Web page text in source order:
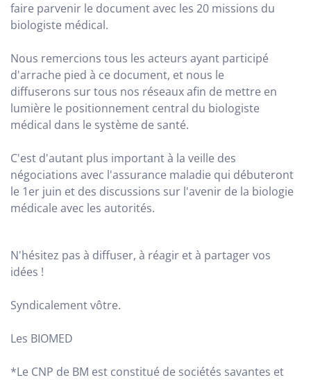
faire parvenir le document avec les 20 missions du
biologiste médical.
Nous remercions tous les acteurs ayant participé
d'arrache pied à ce document, et nous le
diffuserons sur tous nos réseaux afin de mettre en
lumière le positionnement central du biologiste
médical dans le système de santé.
C'est d'autant plus important à la veille des
négociations avec l'assurance maladie qui débuteront
le 1er juin et des discussions sur l'avenir de la biologie
médicale avec les autorités.
N'hésitez pas à diffuser, à réagir et à partager vos
idées !
Syndicalement vôtre.
Les BIOMED
*Le CNP de BM est constitué de sociétés savantes et